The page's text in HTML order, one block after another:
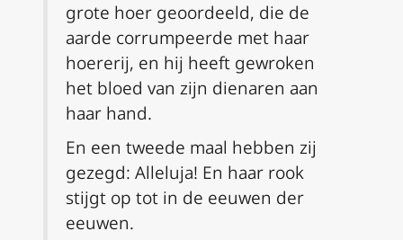
grote hoer geoordeeld, die de
aarde corrumpeerde met haar
hoererij, en hij heeft gewroken
het bloed van zijn dienaren aan
haar hand.
En een tweede maal hebben zij
gezegd: Alleluja! En haar rook
stijgt op tot in de eeuwen der
eeuwen.